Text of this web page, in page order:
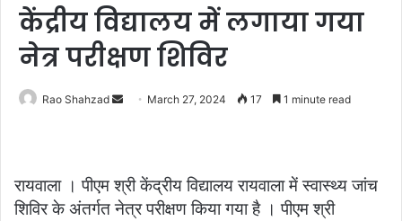
केंद्रीय विद्यालय में लगाया गया
नेत्र परीक्षण शिविर
Rao Shahzad
Send March 27, 2024 17 1 minute read
रायवाला । पीएम श्री केंद्रीय विद्यालय रायवाला में स्वास्थ्य जांच
शिविर के अंतर्गत नेत्र परीक्षण किया गया है । पीएम श्री